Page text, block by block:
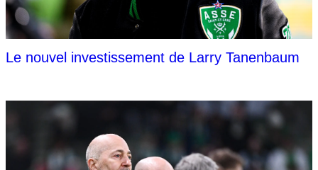
Le nouvel investissement de Larry Tanenbaum